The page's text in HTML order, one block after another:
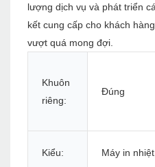
lượng dịch vụ và phát triển
kết cung cấp cho khách
vượt quá mong đợi.
Khuôn
riêng:
Đúng
Kiểu: Máy in